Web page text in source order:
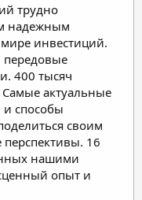
трудно
надежным
инвестиций.
передовые
400 тысяч
актуальные
и способы
своим
16
нашими
опыт и